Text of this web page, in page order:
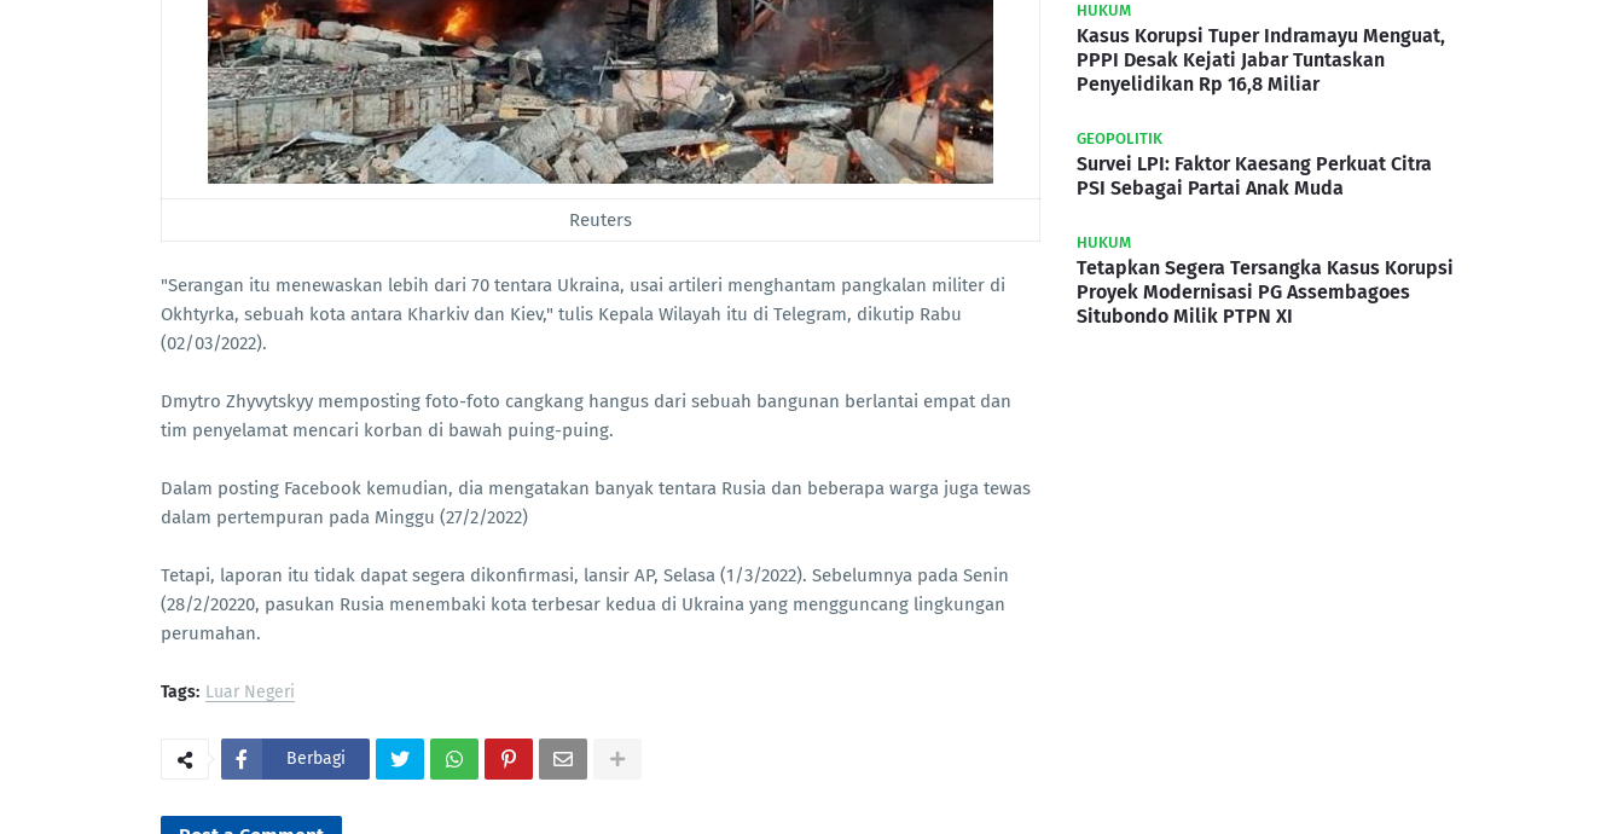
Reuters
"Serangan itu menewaskan lebih dari 70 tentara Ukraina, usai artileri menghantam pangkalan militer di
Okhtyrka, sebuah kota antara Kharkiv dan Kiev," tulis Kepala Wilayah itu di Telegram, dikutip Rabu
(02/03/2022).
Dmytro Zhyvytskyy memposting foto-foto cangkang hangus dari sebuah bangunan berlantai empat dan
tim penyelamat mencari korban di bawah puing-puing.
Dalam posting Facebook kemudian, dia mengatakan banyak tentara Rusia dan beberapa warga juga tewas
dalam pertempuran pada Minggu (27/2/2022)
Tetapi, laporan itu tidak dapat segera dikonfirmasi, lansir AP, Selasa (1/3/2022). Sebelumnya pada Senin
(28/2/20220, pasukan Rusia menembaki kota terbesar kedua di Ukraina yang mengguncang lingkungan
perumahan.
Tags: Luar Negeri
Berbagi
HUKUM
Kasus Korupsi Tuper Indramayu Menguat,
PPPI Desak Kejati Jabar Tuntaskan
Penyelidikan Rp 16,8 Miliar
GEOPOLITIK
Survei LPI: Faktor Kaesang Perkuat Citra
PSI Sebagai Partai Anak Muda
HUKUM
Tetapkan Segera Tersangka Kasus Korupsi
Proyek Modernisasi PG Assembagoes
Situbondo Milik PTPN XI